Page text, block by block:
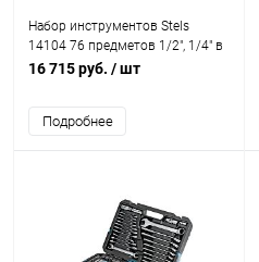
Набор инструментов Stels
14104 76 предметов 1/2", 1/4" в
кейсе
16 715 руб. / шт
Подробнее